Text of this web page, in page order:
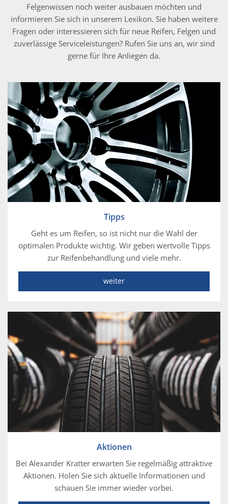
Felgenwissen noch weiter ausbauen möchten und
informieren Sie sich in unserem Lexikon. Sie haben weitere
Fragen oder interessieren sich für neue Reifen, Felgen und
zuverlässige Serviceleistungen? Rufen Sie uns an, wir sind
gerne für Ihre Anliegen da.
Tipps
Geht es um Reifen, so ist nicht nur die Wahl der
optimalen Produkte wichtig. Wir geben wertvolle Tipps
zur Reifenbehandlung und viele mehr.
weiter
Aktionen
Bei Alexander Kratter erwarten Sie regelmäßig attraktive
Aktionen. Holen Sie sich aktuelle Informationen und
schauen Sie immer wieder vorbei.